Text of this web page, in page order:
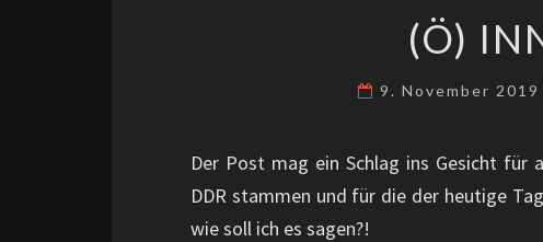
(Ö)
9. November 2019
Der Post mag ein Schlag ins Gesicht für
DDR stammen und für die der heutige
wie soll ich es sagen?!